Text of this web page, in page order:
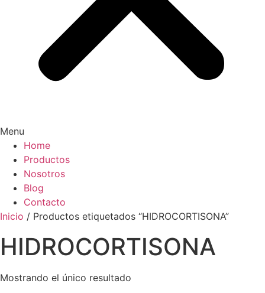
Menu
Home
Productos
Nosotros
Blog
Contacto
Inicio / Productos etiquetados “HIDROCORTISONA”
HIDROCORTISONA
Mostrando el único resultado